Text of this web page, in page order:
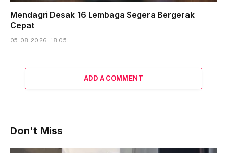
Mendagri Desak 16 Lembaga Segera Bergerak
Cepat
05-08-2026 - 18.05
ADD A COMMENT
Don't Miss